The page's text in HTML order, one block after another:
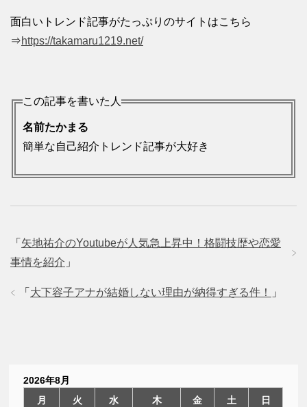
面白いトレンド記事がたっぷりのサイトはこちら
⇒https://takamaru1219.net/
この記事を書いた人
名前たかまる
簡単な自己紹介トレンド記事が大好き
「 矢地祐介のYoutubeが人気急上昇中！格闘技歴や恋愛
事情を紹介 」
「 大下容子アナが結婚しない理由が納得すぎる件！ 」
2026年8月
月
火 水 木 金 土 日